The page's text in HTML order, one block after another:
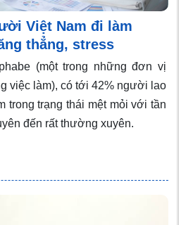
Việt Nam đi làm
thẳng, stress
(một trong những đơn vị
việc làm), có tới 42% người lao
trong trạng thái mệt mỏi với tần
đến rất thường xuyên.